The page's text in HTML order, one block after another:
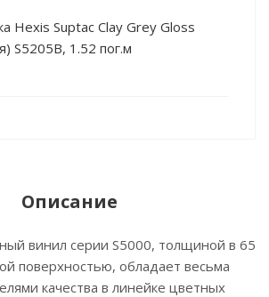
Hexis Suptac Clay Grey Gloss
S5205B, 1.52 пог.м
Описание
винил серии S5000, толщиной в 65
поверхностью, обладает весьма
качества в линейке цветных